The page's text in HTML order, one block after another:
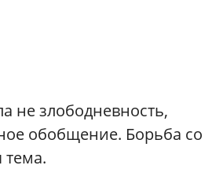
не злободневность,
обобщение. Борьба со